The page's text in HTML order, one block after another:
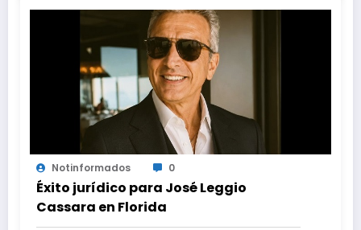
Notinformados 0
Éxito jurídico para José Leggio
Cassara en Florida